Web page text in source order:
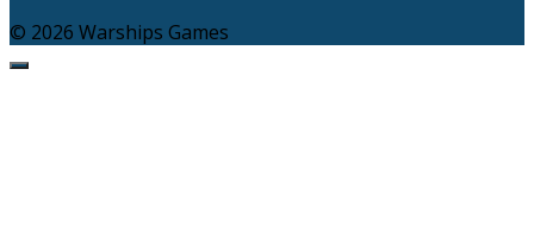
© 2026 Warships Games